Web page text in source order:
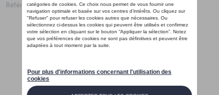
Référence: 3B6084130B 530